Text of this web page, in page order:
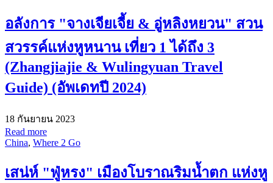
อลังการ "จางเจียเจี้ย & อู่หลิงหยวน" สวน
สวรรค์แห่งหูหนาน เที่ยว 1 ได้ถึง 3
(Zhangjiajie & Wulingyuan Travel
Guide) (อัพเดทปี 2024)
18 กันยายน 2023
Read more
China, Where 2 Go
เสน่ห์ "ฟู่หรง" เมืองโบราณริมน้ำตก แห่งหู